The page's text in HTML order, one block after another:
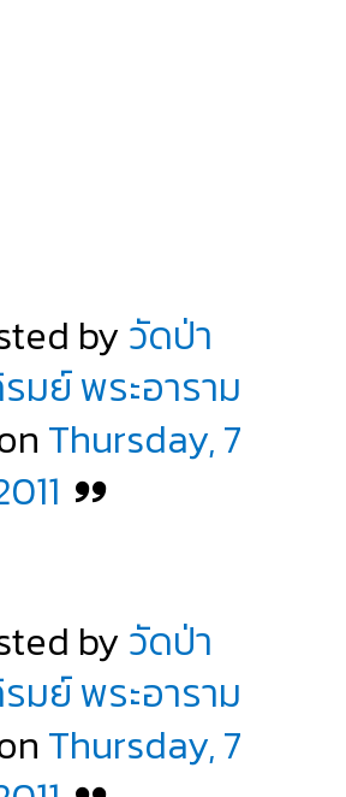
by วัดป่า
มย์ พระอาราม
Thursday, 7
by วัดป่า
มย์ พระอาราม
Thursday, 7